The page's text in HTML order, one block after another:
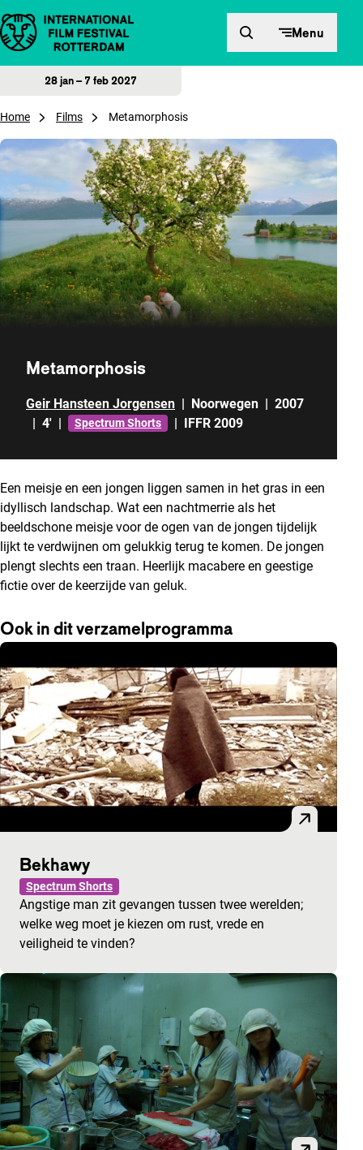
Direct naar inhoud Menu
28 jan – 7 feb 2027
Home Films Metamorphosis
Metamorphosis
Geir Hansteen Jorgensen | Noorwegen | 2007
| 4' | Spectrum Shorts | IFFR 2009
Een meisje en een jongen liggen samen in het gras in een
idyllisch landschap. Wat een nachtmerrie als het
beeldschone meisje voor de ogen van de jongen tijdelijk
lijkt te verdwijnen om gelukkig terug te komen. De jongen
plengt slechts een traan. Heerlijk macabere en geestige
fictie over de keerzijde van geluk.
Ook in dit verzamelprogramma
Bekhawy
Spectrum Shorts
Angstige man zit gevangen tussen twee werelden;
welke weg moet je kiezen om rust, vrede en
veiligheid te vinden?